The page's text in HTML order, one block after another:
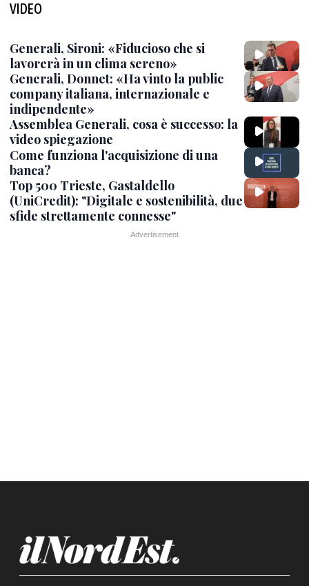
VIDEO
Generali, Sironi: «Fiducioso che si
lavorerà in un clima sereno»
Generali, Donnet: «Ha vinto la public
company italiana, internazionale e
indipendente»
Assemblea Generali, cosa è successo: la
video spiegazione
Come funziona l'acquisizione di una
banca?
Top 500 Trieste, Gastaldello
(UniCredit): "Digitale e sostenibilità, due
sfide strettamente connesse"